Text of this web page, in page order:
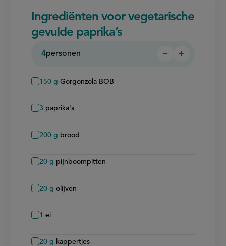
Ingrediënten voor vegetarische
gevulde paprika’s
4personen
Persoon
−
Persoon
+
150 g Gorgonzola BOB
3 paprika's
200 g brood
20 g pijnboompitten
20 g olijven
1 ei
20 g kappertjes